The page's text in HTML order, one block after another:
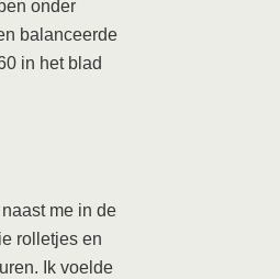
onder
balanceerde
in het blad
me in de
rolletjes en
Ik voelde